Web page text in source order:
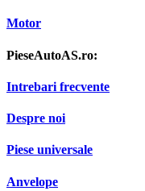
Motor
PieseAutoAS.ro:
Intrebari frecvente
Despre noi
Piese universale
Anvelope